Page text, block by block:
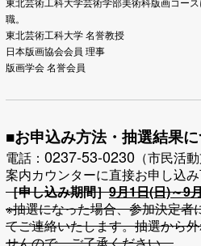
職。
東北芸術工科大学 名誉教授
日本版画協会会員 理事
版画学会 名誉会員
■お申込み方法・抽選結果
電話： 0237-53-0230 （市民活
案内カウンターに直接お申し込み
［申し込み期間］9月1日(日)～9
※抽選になった場合、参加決定者
てご連絡いたします。抽選から
せんので、ご了承ください。